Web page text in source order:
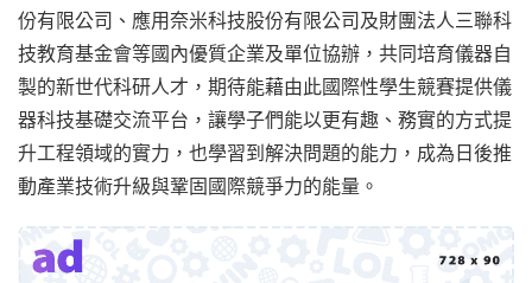
份有限公司、應用奈米科技股份有限公司及財團法人三聯科
技教育基金會等國內優質企業及單位協辦，共同培育儀器自
製的新世代科研人才，期待能藉由此國際性學生競賽提供儀
器科技基礎交流平台，讓學子們能以更有趣、務實的方式提
升工程領域的實力，也學習到解決問題的能力，成為日後推
動產業技術升級與鞏固國際競爭力的能量。